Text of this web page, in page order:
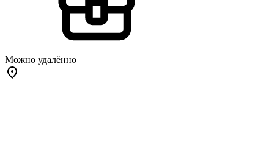
Можно удалённо